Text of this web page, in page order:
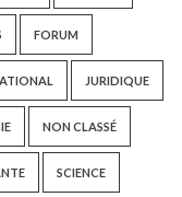
FORUM
JURIDIQUE
NON CLASSÉ
SCIENCE